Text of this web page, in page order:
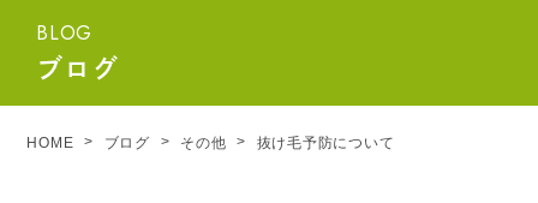
BLOG
ブログ
HOME ブログ その他 抜け毛予防について